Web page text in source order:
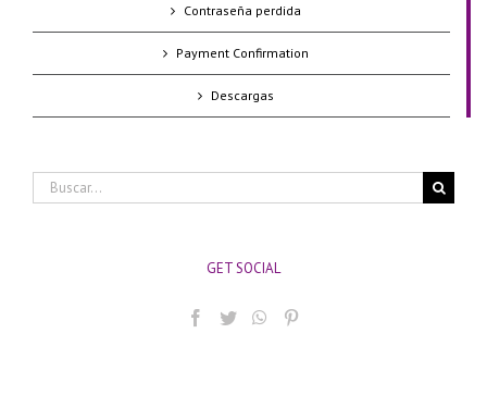
Contraseña perdida
Payment Confirmation
Descargas
Buscar:
GET SOCIAL